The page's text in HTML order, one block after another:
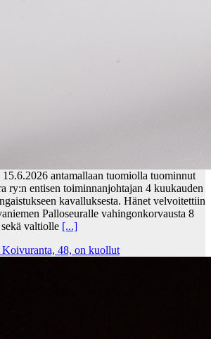
antamallaan tuomiolla tuominnut
ry:n entisen toiminnanjohtajan 4 kuukauden
kavalluksesta. Hänet velvoitettiin
Palloseuralle vahingonkorvausta 8
valtiolle [...]
48, on kuollut